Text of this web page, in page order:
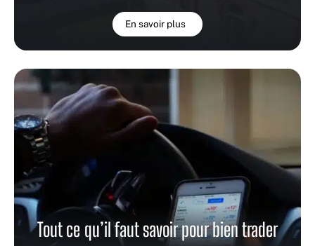
En savoir plus
Tout ce qu’il faut savoir pour bien trader